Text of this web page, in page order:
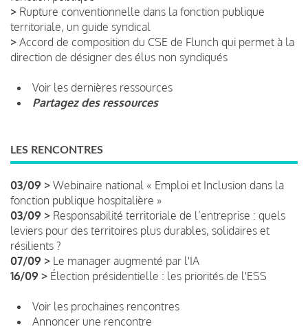
> Rupture conventionnelle dans la fonction publique
territoriale, un guide syndical
> Accord de composition du CSE de Flunch qui permet à la
direction de désigner des élus non syndiqués
Voir les dernières ressources
Partagez des ressources
LES RENCONTRES
03/09 > Webinaire national « Emploi et Inclusion dans la
fonction publique hospitalière »
03/09 > Responsabilité territoriale de l’entreprise : quels
leviers pour des territoires plus durables, solidaires et
résilients ?
07/09 > Le manager augmenté par l'IA
16/09 > Élection présidentielle : les priorités de l'ESS
Voir les prochaines rencontres
Annoncer une rencontre